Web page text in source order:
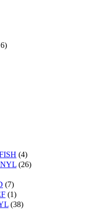
(4)
(26)
(7)
(1)
(38)